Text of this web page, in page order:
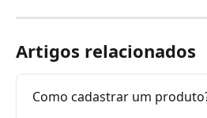
Artigos relacionados
Como cadastrar um